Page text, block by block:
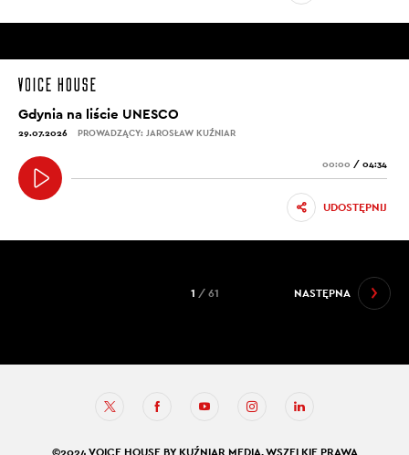
Gdynia na liście UNESCO
29.07.2026 PROWADZĄCY: JAROSŁAW KUŹNIAR
00:00 / 04:34
UDOSTĘPNIJ
NASTĘPNA
1 / 61